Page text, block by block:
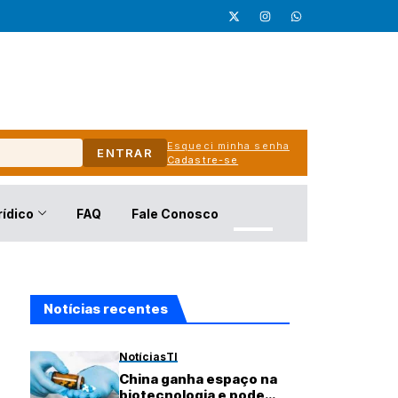
ENTRAR
Esqueci minha senha
Cadastre-se
FAQ Fale Conosco
Notícias recentes
NotíciasTI
China ganha espaço na